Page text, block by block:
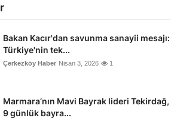
Bakan Kacır'dan savunma sanayii mesajı:
Türkiye'nin tek...
Çerkezköy Haber Nisan 3, 2026 1
Marmara’nın Mavi Bayrak lideri Tekirdağ,
9 günlük bayra...